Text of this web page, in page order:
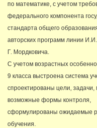
по математике, с учетом
федерального компонента
стандарта общего
авторских программ линии
Г. Мордковича.
С учетом возрастных
9 класса выстроена система
спроектированы цели,
возможные формы контроля,
сформулированы ожидаемые
обучения.